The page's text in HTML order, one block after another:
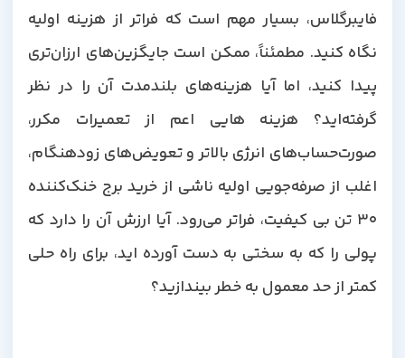
فایبرگلاس، بسیار مهم است که فراتر از هزینه اولیه
نگاه کنید. مطمئناً، ممکن است جایگزین‌های ارزان‌تری
پیدا کنید، اما آیا هزینه‌های بلندمدت آن را در نظر
گرفته‌اید؟ هزینه هایی اعم از تعمیرات مکرر،
صورت‌حساب‌های انرژی بالاتر و تعویض‌های زودهنگام،
اغلب از صرفه‌جویی اولیه ناشی از خرید برج خنک‌کننده
30 تن بی کیفیت، فراتر می‌رود. آیا ارزش آن را دارد که
پولی را که به سختی به دست آورده اید، برای راه حلی
کمتر از حد معمول به خطر بیندازید؟